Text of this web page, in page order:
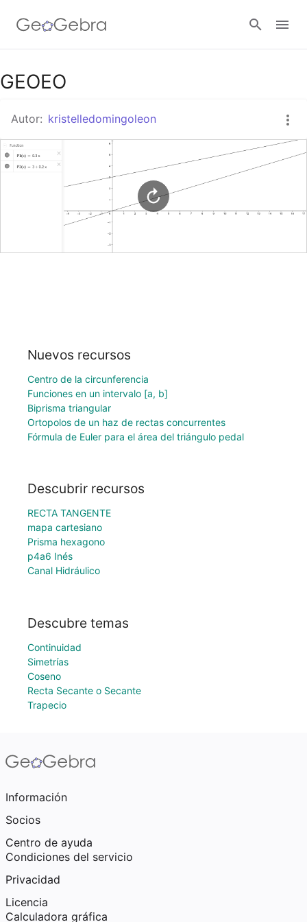
Google Classroom
GeoGebra Classroom
Abrir sesión
GEOEO
Autor: kristelledomingoleon
Nuevos recursos
Centro de la circunferencia
Funciones en un intervalo [a, b]
Biprisma triangular
Ortopolos de un haz de rectas concurrentes
Fórmula de Euler para el área del triángulo pedal
Descubrir recursos
RECTA TANGENTE
mapa cartesiano
Prisma hexagono
p4a6 Inés
Canal Hidráulico
Descubre temas
Continuidad
Simetrías
Coseno
Recta Secante o Secante
Trapecio
Información
Socios
Centro de ayuda
Condiciones del servicio
Privacidad
Licencia
Calculadora gráfica